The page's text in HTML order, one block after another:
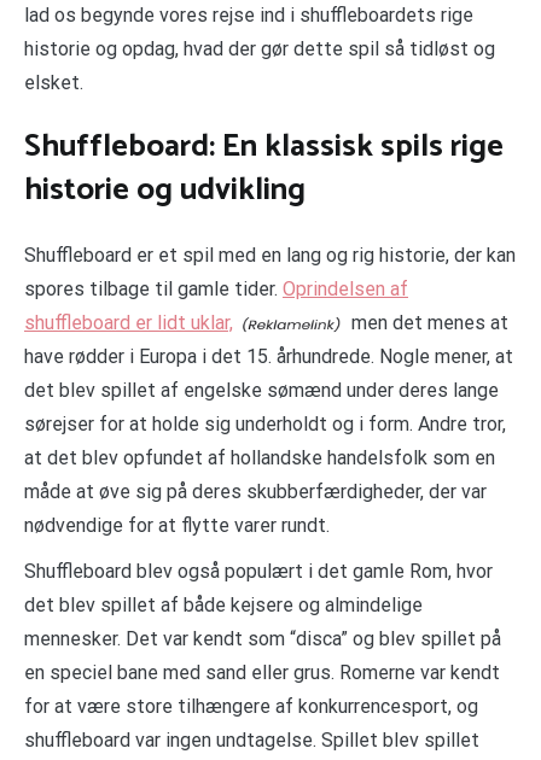
lad os begynde vores rejse ind i shuffleboardets rige
historie og opdag, hvad der gør dette spil så tidløst og
elsket.
Shuffleboard: En klassisk spils rige
historie og udvikling
Shuffleboard er et spil med en lang og rig historie, der kan
spores tilbage til gamle tider. Oprindelsen af
shuffleboard er lidt uklar,
men det menes at
have rødder i Europa i det 15. århundrede. Nogle mener, at
det blev spillet af engelske sømænd under deres lange
sørejser for at holde sig underholdt og i form. Andre tror,
at det blev opfundet af hollandske handelsfolk som en
måde at øve sig på deres skubberfærdigheder, der var
nødvendige for at flytte varer rundt.
Shuffleboard blev også populært i det gamle Rom, hvor
det blev spillet af både kejsere og almindelige
mennesker. Det var kendt som “disca” og blev spillet på
en speciel bane med sand eller grus. Romerne var kendt
for at være store tilhængere af konkurrencesport, og
shuffleboard var ingen undtagelse. Spillet blev spillet